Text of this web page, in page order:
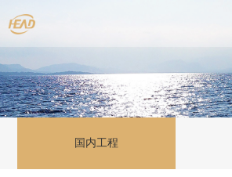
国内工程